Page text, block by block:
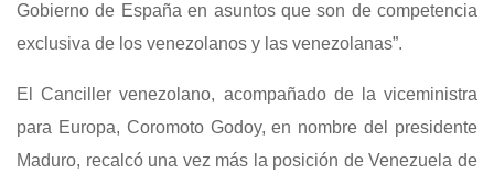
Gobierno de España en asuntos que son de competencia
exclusiva de los venezolanos y las venezolanas”.
El Canciller venezolano, acompañado de la viceministra
para Europa, Coromoto Godoy, en nombre del presidente
Maduro, recalcó una vez más la posición de Venezuela de